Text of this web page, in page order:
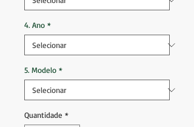
4. Ano *
5. Modelo *
Quantidade *